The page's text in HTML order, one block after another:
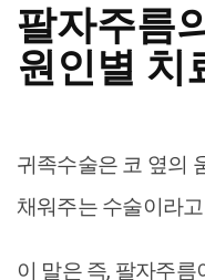
팔자주름
원인별 치
귀족수술은 코 옆의
채워주는 수술이라
이 말은 즉, 팔자주